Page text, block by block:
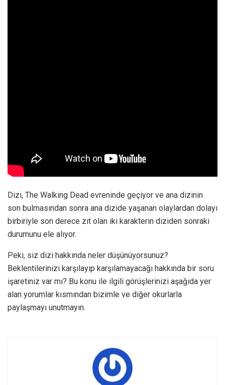
Dizi, The Walking Dead evreninde geçiyor ve ana dizinin
son bulmasından sonra ana dizide yaşanan olaylardan dolayı
birbiriyle son derece zıt olan iki karakterin diziden sonraki
durumunu ele alıyor.
Peki, siz dizi hakkında neler düşünüyorsunuz?
Beklentilerinizi karşılayıp karşılamayacağı hakkında bir soru
işaretiniz var mı? Bu konu ile ilgili görüşlerinizi aşağıda yer
alan yorumlar kısmından bizimle ve diğer okurlarla
paylaşmayı unutmayın.